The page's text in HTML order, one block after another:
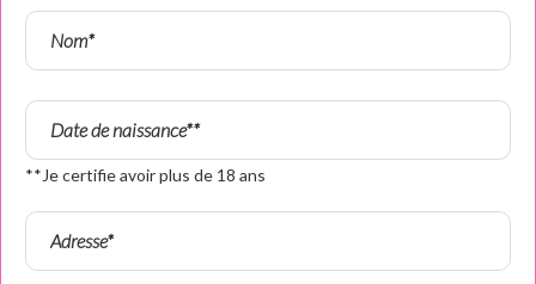
**Je certifie avoir plus de 18 ans